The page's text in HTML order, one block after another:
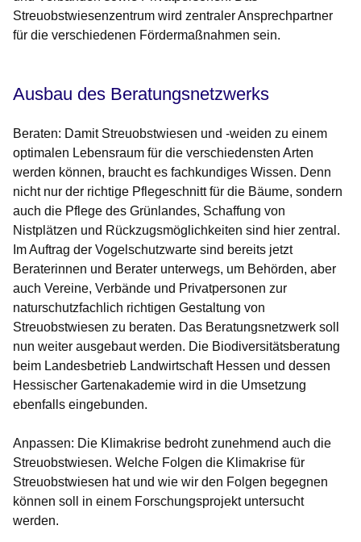
Streuobstwiesenzentrum wird zentraler Ansprechpartner
für die verschiedenen Fördermaßnahmen sein.
Ausbau des Beratungsnetzwerks
Beraten: Damit Streuobstwiesen und -weiden zu einem
optimalen Lebensraum für die verschiedensten Arten
werden können, braucht es fachkundiges Wissen. Denn
nicht nur der richtige Pflegeschnitt für die Bäume, sondern
auch die Pflege des Grünlandes, Schaffung von
Nistplätzen und Rückzugsmöglichkeiten sind hier zentral.
Im Auftrag der Vogelschutzwarte sind bereits jetzt
Beraterinnen und Berater unterwegs, um Behörden, aber
auch Vereine, Verbände und Privatpersonen zur
naturschutzfachlich richtigen Gestaltung von
Streuobstwiesen zu beraten. Das Beratungsnetzwerk soll
nun weiter ausgebaut werden. Die Biodiversitätsberatung
beim Landesbetrieb Landwirtschaft Hessen und dessen
Hessischer Gartenakademie wird in die Umsetzung
ebenfalls eingebunden.
Anpassen: Die Klimakrise bedroht zunehmend auch die
Streuobstwiesen. Welche Folgen die Klimakrise für
Streuobstwiesen hat und wie wir den Folgen begegnen
können soll in einem Forschungsprojekt untersucht
werden.